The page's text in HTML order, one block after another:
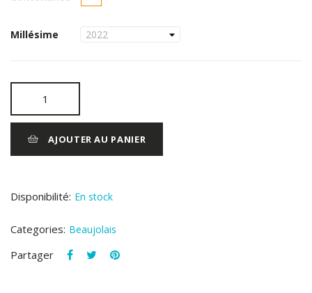
Millésime
AJOUTER AU PANIER
Disponibilité: En stock
Categories: Beaujolais
Partager